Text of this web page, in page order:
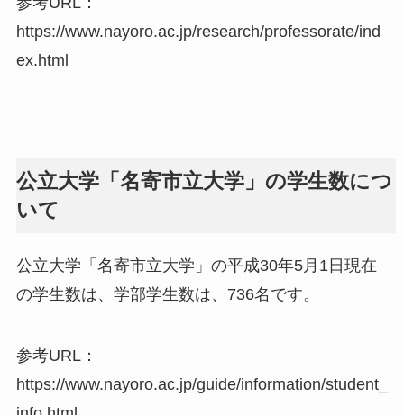
https://www.nayoro.ac.jp/research/professorate/ind
ex.html
公立大学「名寄市立大学」の学生数につ
いて
公立大学「名寄市立大学」の平成30年5月1日現在
の学生数は、学部学生数は、736名です。
参考URL：
https://www.nayoro.ac.jp/guide/information/student_